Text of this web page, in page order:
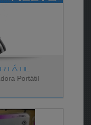
Portátil